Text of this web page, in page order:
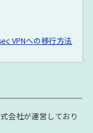
VPNへの移行方法
会社が運営しており